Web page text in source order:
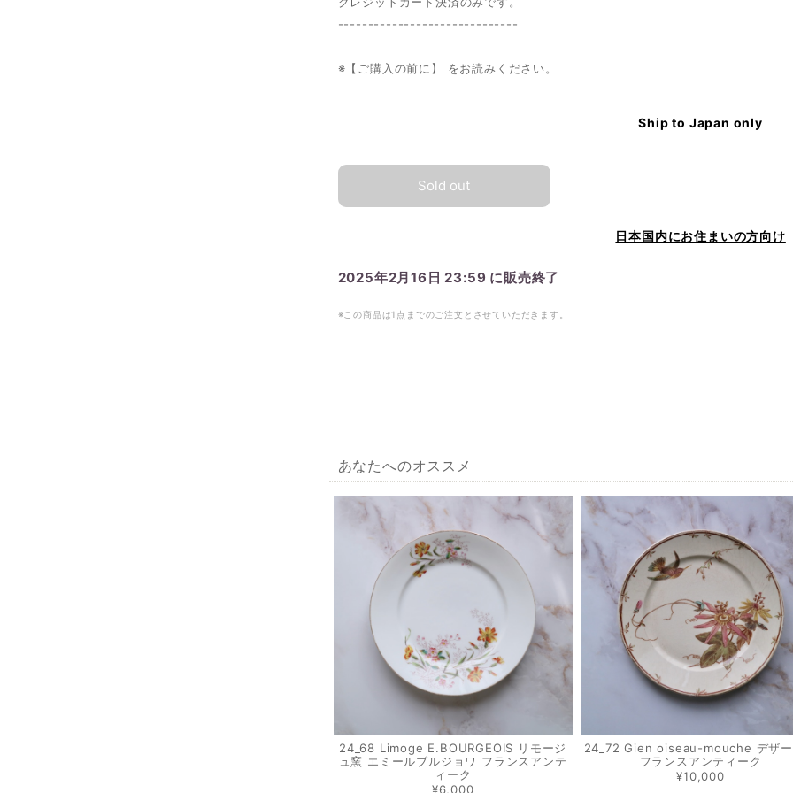
------------------------------
※【ご購入の前に】 をお読みください。
Ship to Japan only
Sold out
日本国内にお住まいの方向け
2025年2月16日 23:59 に販売終了
※この商品は1点までのご注文とさせていただきます。
あなたへのオススメ
24_68 Limoge E.BOURGEOIS リモージ
ュ窯 エミールブルジョワ フランスアンテ
ィーク
¥6,000
24_72 Gien oiseau-mouche デザ
フランスアンティーク
¥10,000